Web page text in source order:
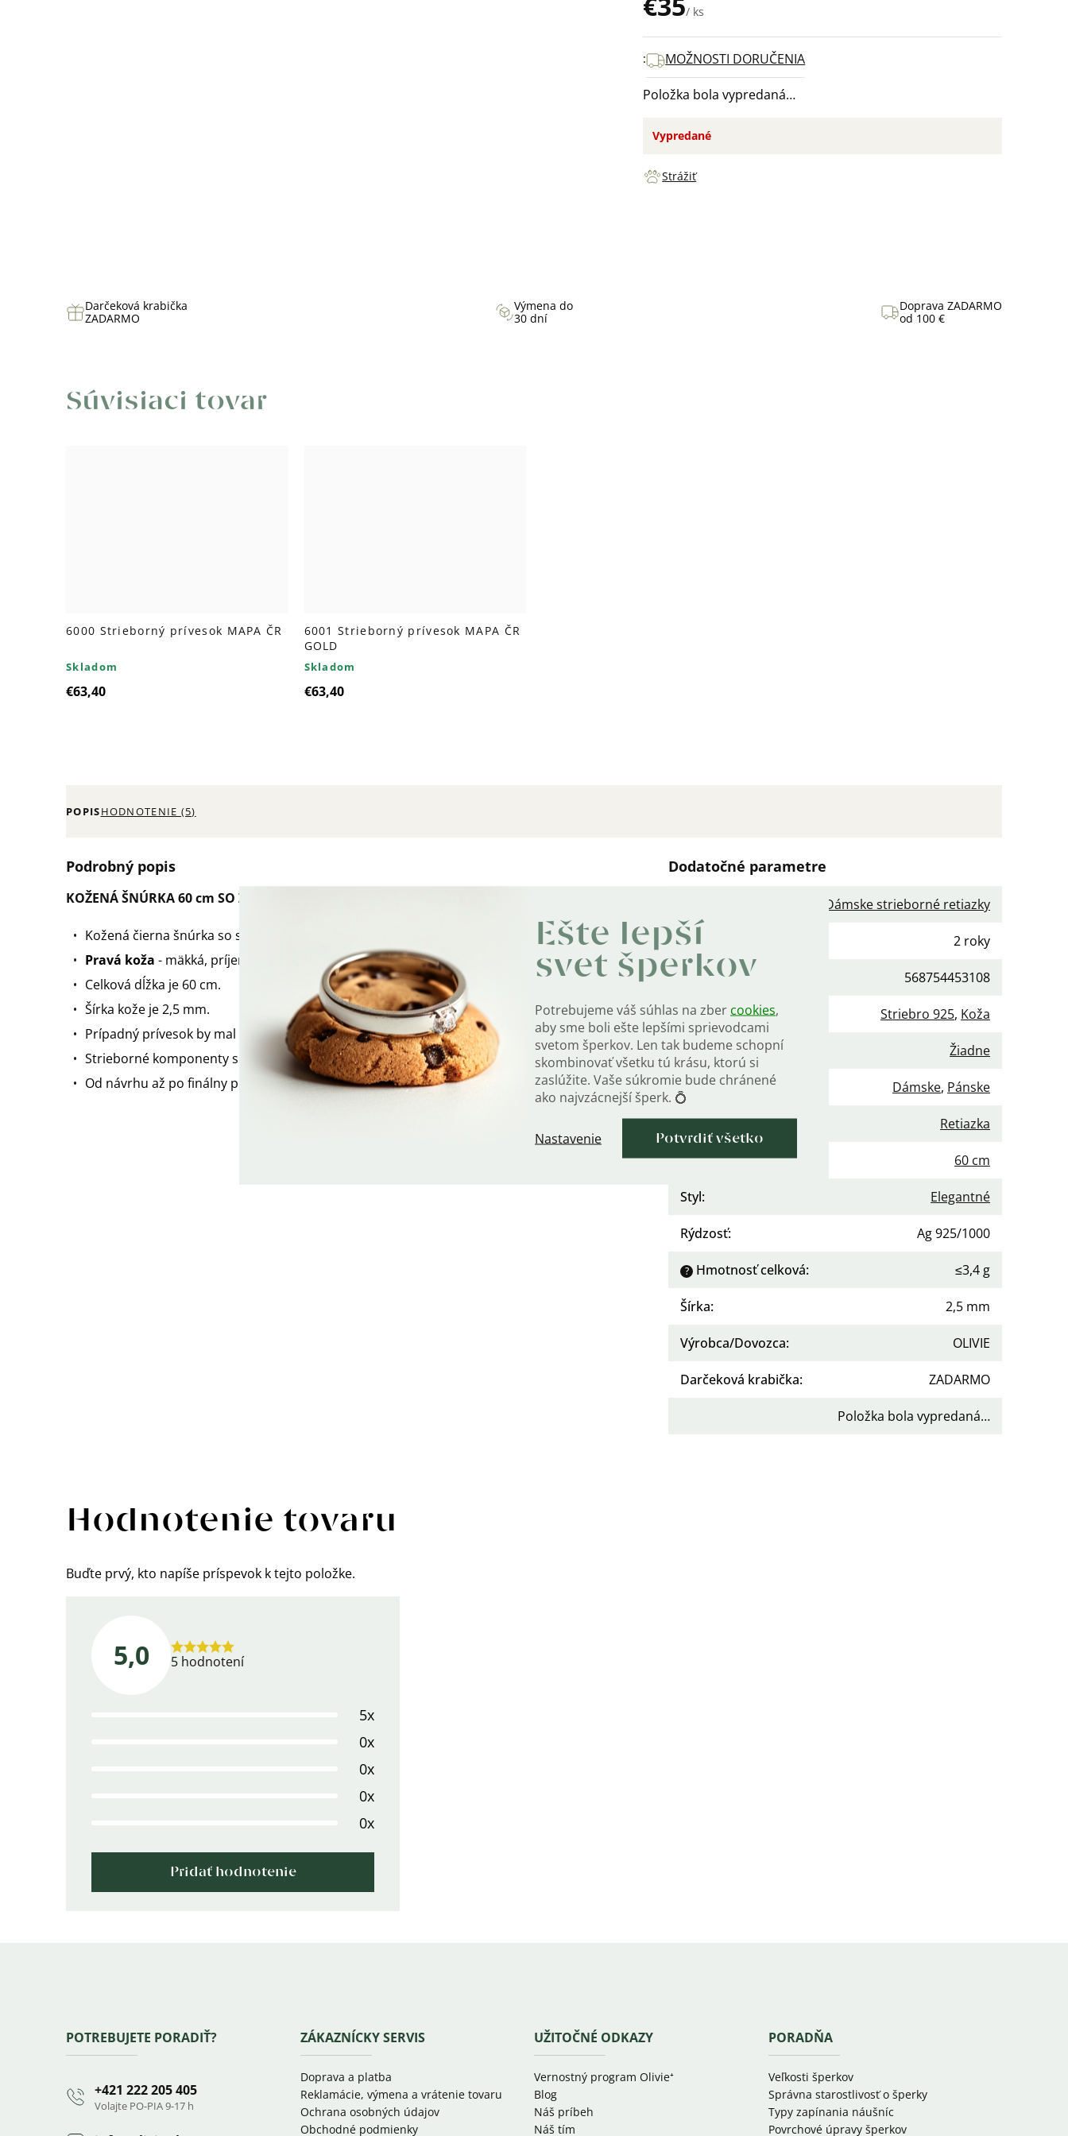
Ešte lepší
svet šperkov
Potrebujeme váš súhlas na zber cookies,
aby sme boli ešte lepšími sprievodcami
svetom šperkov. Len tak budeme schopní
skombinovať všetku tú krásu, ktorú si
zaslúžite. Vaše súkromie bude chránené
ako najvzácnejší šperk. 💍
Nastavenie Potvrdiť všetko
/ ks
Jednotková
cena:
Vypredané
MOŽNOSTI DORUČENIA
Položka bola vypredaná…
Strážiť
Darčeková krabička
ZADARMO
Výmena do
30 dní
Doprava ZADARMO
od 100 €
Súvisiaci tovar
6000 Strieborný prívesok MAPA ČR
Skladom
€63,40
6001 Strieborný prívesok MAPA ČR
GOLD
Skladom
€63,40
POPISHODNOTENIE (5)
Podrobný popis
KOŽENÁ ŠNÚRKA 60 cm SO ZAPÍNANÍM
Kožená čierna šnúrka so striebornou karabínkou a označením OLIVIE.
Pravá koža - mäkká, príjemná na dotyk.
Celková dĺžka je 60 cm.
Šírka kože je 2,5 mm.
Prípadný prívesok by mal mať očko s priemerom 3 mm a viac.
Strieborné komponenty sú vyrobené zo striebra 925/1000 a sú označené puncovou rýdzosťou.
Od návrhu až po finálny produkt vyrobili šperkári OLIVIE.
Dodatočné parametre
Dámske strieborné retiazky
Záruka 2 roky
EAN: 568754453108
Materiál: Striebro 925, Koža
Osadenie: Žiadne
Určenie: Dámske, Pánske
Kategória: Retiazka
Dĺžka retiazky: 60 cm
Styl: Elegantné
Rýdzosť: Ag 925/1000
? Hmotnosť celková: ≤3,4 g
Šírka: 2,5 mm
Výrobca/Dovozca: OLIVIE
Darčeková krabička: ZADARMO
Položka bola vypredaná…
Hodnotenie tovaru
Buďte prvý, kto napíše príspevok k tejto položke.
5,0
Priemerné
5 hodnotení
5x
0x
0x
0x
0x
Pridať hodnotenie
hodnotení
ZápätiePOTREBUJETE PORADIŤ?
+421 222 205 405
Volajte PO-PIA 9-17 h
ZÁKAZNÍCKY SERVIS
Doprava a platba
Reklamácie, výmena a vrátenie tovaru
Ochrana osobných údajov
Obchodné podmienky
UŽITOČNÉ ODKAZY
Vernostný program Olivie⁺
Blog
Náš príbeh
Náš tím
PORADŇA
Veľkosti šperkov
Správna starostlivosť o šperky
Typy zapínania náušníc
Povrchové úpravy šperkov